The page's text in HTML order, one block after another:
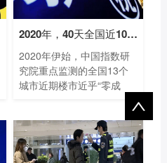
2020年，40天全国近100家房企破产！
2020年伊始，中国指数研
究院重点监测的全国13个
城市近期楼市近乎“零成